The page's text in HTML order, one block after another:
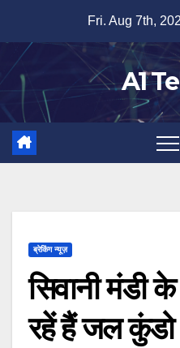
content
Fri. Aug 7th,
A1
ब्रेकिंग न्यूज़
सिवानी मंडी
रहें हैं जल कुंडो